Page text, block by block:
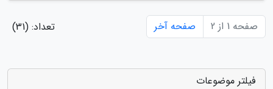
صفحه 1 از 2 صفحه آخر تعداد: (31)
فیلتر موضوعات